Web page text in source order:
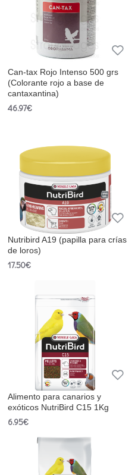
Can-tax Rojo Intenso 500 grs
(Colorante rojo a base de
cantaxantina)
46.97€
Nutribird A19 (papilla para crías
de loros)
17.50€
Alimento para canarios y
exóticos NutriBird C15 1Kg
6.95€